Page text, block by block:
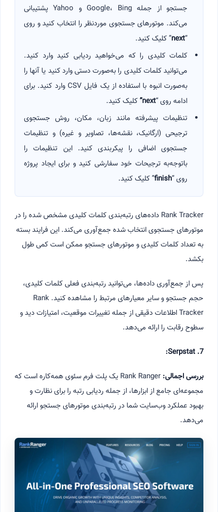
جستجو از جمله Google، Bing و Yahoo پشتیبانی
می‌کند. موتورهای جستجوی موردنظر را انتخاب کنید و روی
“
next” کلیک کنید.
کلمات کلیدی را که می‌خواهید ردیابی کنید وارد کنید.
می‌توانید کلمات کلیدی را به‌صورت دستی وارد کنید یا آنها را
به‌صورت انبوه با استفاده از یک فایل CSV وارد کنید. برای
ادامه روی “next” کلیک کنید.
تنظیمات پیشرفته مانند زبان، مکان، روش جستجوی
ترجیحی (ارگانیک، نقشه‌ها، تصاویر و غیره) و تنظیمات
جستجوی اضافی را پیکربندی کنید. این تنظیمات را
باتوجه‌به ترجیحات خود سفارشی کنید و برای ایجاد پروژه
روی “finish” کلیک کنید.
Rank Tracker داده‌های رتبه‌بندی کلمات کلیدی مشخص شده را در
موتورهای جستجوی انتخاب شده جمع‌آوری می‌کند. این فرایند بسته
به تعداد کلمات کلیدی و موتورهای جستجو ممکن است کمی طول
بکشد.
پس از جمع‌آوری داده‌ها، می‌توانید رتبه‌بندی فعلی کلمات کلیدی،
حجم جستجو و سایر معیارهای مرتبط را مشاهده کنید. Rank
Tracker اطلاعات دقیقی از جمله تغییرات موقعیت، امتیازات دید و
سطوح رقابت را ارائه می‌دهد.
7. Serpstat:
بررسی اجمالی:
Rank Ranger یک پلت فرم سئوی همه‌کاره است که
مجموعه‌ای جامع از ابزارها، از جمله ردیابی رتبه را برای نظارت و
بهبود عملکرد وب‌سایت شما در رتبه‌بندی موتورهای جستجو ارائه
می‌دهد.